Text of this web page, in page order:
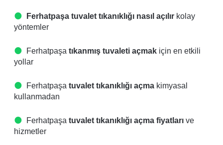
Ferhatpaşa tuvalet tıkanıklığı nasıl açılır kolay
yöntemler
Ferhatpaşa tıkanmış tuvaleti açmak için en etkili
yollar
Ferhatpaşa tuvalet tıkanıklığı açma kimyasal
kullanmadan
Ferhatpaşa tuvalet tıkanıklığı açma fiyatları ve
hizmetler